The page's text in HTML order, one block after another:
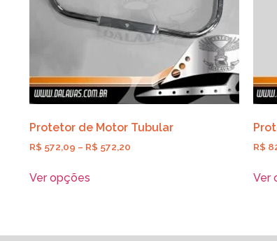
Protetor de Motor Tubular
R$ 572,09 – R$ 572,20
Ver opções
R$
Ver